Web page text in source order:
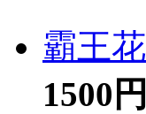
霸王花
1500円